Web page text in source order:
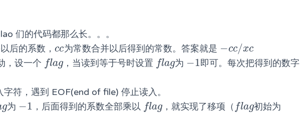
们的代码都那么长。。。
后的系数，cc
cc为常数合并以后得到的常数。答案就是 −cc/xc
−cc/xc
，设一个 flag
fag ，当读到等于号时设置 flag
fag 为 −1
−1 即可。每次把得到的数字
符，遇到 EOF(end of file) 停止读入。
g为 −1
−1 ，后面得到的系数全部乘以 flag
fag ，就实现了移项（ flag
fag 初始为